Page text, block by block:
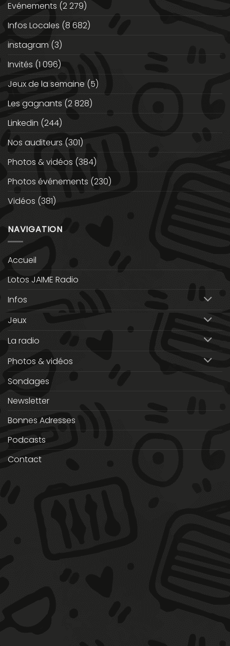
Evénements (2 279)
Infos Locales (8 682)
instagram (3)
Invités (1 096)
Jeux de la semaine (5)
Les gagnants (2 828)
Linkedin (244)
Nos auditeurs (301)
Photos & vidéos (384)
Photos événements (230)
Vidéos (381)
NAVIGATION
Accueil
Lotos JAIME Radio
Infos
Jeux
La radio
Photos & vidéos
Sondages
Newsletter
Bonnes Adresses
Podcasts
Contact